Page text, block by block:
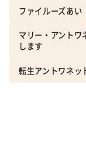
ファイルーズあい
マリー・アント
します
転生アントワネッ